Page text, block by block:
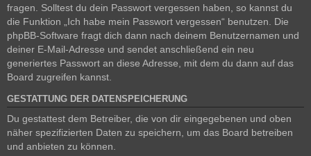
fragen. Solltest du dein Passwort vergessen haben, so kannst du
die Funktion „Ich habe mein Passwort vergessen“ benutzen. Die
phpBB-Software fragt dich dann nach deinem Benutzernamen und
deiner E-Mail-Adresse und sendet anschließend ein neu
generiertes Passwort an diese Adresse, mit dem du dann auf das
Board zugreifen kannst.
GESTATTUNG DER DATENSPEICHERUNG
Du gestattest dem Betreiber, die von dir eingegebenen und oben
näher spezifizierten Daten zu speichern, um das Board betreiben
und anbieten zu können.